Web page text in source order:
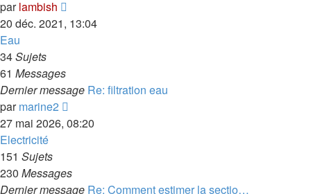
parlambish
le
20 déc. 2021, 13:04
Eau
34Sujets
61 Messages
Dernier message Re: filtration eau
parmarine2
le
27 mai 2026, 08:20
Electricité
151 Sujets
230 Messages
Dernier message Re: Comment estimer la sectio…